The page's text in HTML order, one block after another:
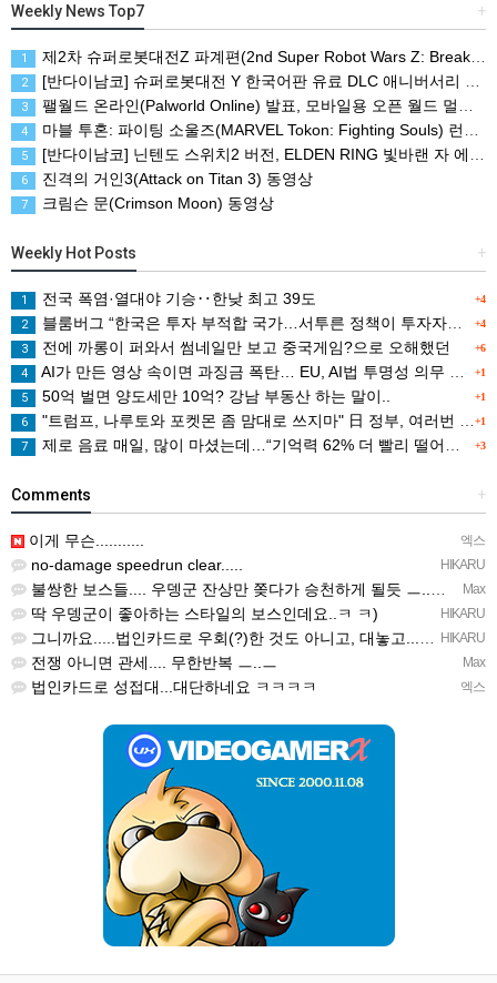
+
Weekly News Top7
1 제2차 슈퍼로봇대전Z 파계편(2nd Super Robot Wars Z: Break the World Chapter) Remastered 제작 결정
2 [반다이남코] 슈퍼로봇대전 Y 한국어판 유료 DLC 애니버서리 확장팩, 8월 5일 판매 시작
3 팰월드 온라인(Palworld Online) 발표, 모바일용 오픈 월드 멀티플레이 생존 크래프트
4 마블 투혼: 파이팅 소울즈(MARVEL Tokon: Fighting Souls) 런칭 트레일러
5 [반다이남코] 닌텐도 스위치2 버전, ELDEN RING 빛바랜 자 에디션 패키지 예약 판매, 8월 5일 시작
6 진격의 거인3(Attack on Titan 3) 동영상
7 크림슨 문(Crimson Moon) 동영상
+
Weekly Hot Posts
+4
1 전국 폭염·열대야 기승‥한낮 최고 39도
+4
2 블룸버그 “한국은 투자 부적합 국가…서투른 정책이 투자자에게 트라우마”
+6
3 전에 까롱이 퍼와서 썸네일만 보고 중국게임?으로 오해했던
+1
4 AI가 만든 영상 속이면 과징금 폭탄… EU, AI법 투명성 의무 본격 가동
+1
5 50억 벌면 양도세만 10억? 강남 부동산 하는 말이..
+1
6 "트럼프, 나루토와 포켓몬 좀 맘대로 쓰지마" 日 정부, 여러번 '공식 우려' 표명
+3
7 제로 음료 매일, 많이 마셨는데…“기억력 62% 더 빨리 떨어진다
+
Comments
엑스
이게 무슨...........
HIKARU
no-damage speedrun clear.....
Max
불쌍한 보스들.... 우뎅군 잔상만 쫒다가 승천하게 될듯 ㅡ..ㅡy~
HIKARU
딱 우뎅군이 좋아하는 스타일의 보스인데요..ㅋ ㅋ)
HIKARU
그니까요.....법인카드로 우회(?)한 것도 아니고, 대놓고...ㅋ ㅋ)
Max
전쟁 아니면 관세.... 무한반복 ㅡ..ㅡ
엑스
법인카드로 성접대...대단하네요 ㅋㅋㅋㅋ